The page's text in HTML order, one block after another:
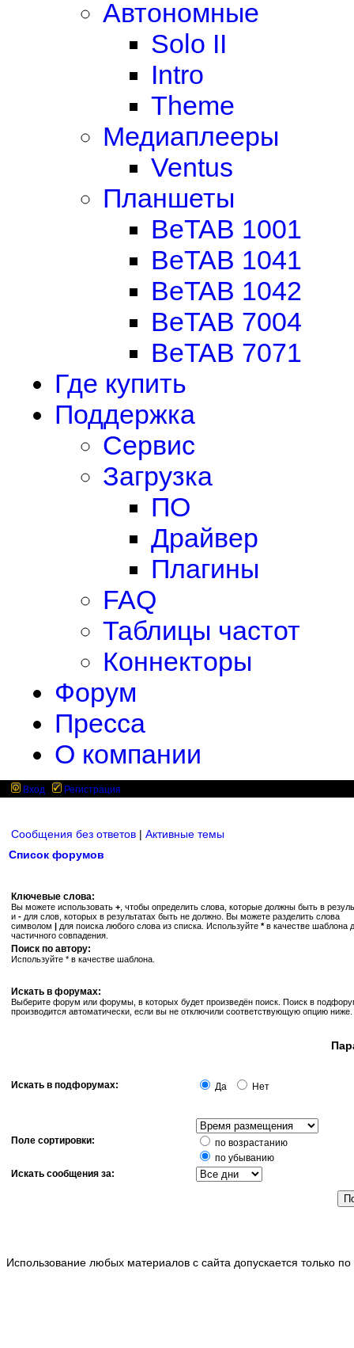
Автономные
Solo II
Intro
Theme
Медиаплееры
Ventus
Планшеты
BeTAB 1001
BeTAB 1041
BeTAB 1042
BeTAB 7004
BeTAB 7071
Где купить
Поддержка
Сервис
Загрузка
ПО
Драйвер
Плагины
FAQ
Таблицы частот
Коннекторы
Форум
Пресса
О компании
Вход Регистрация
Сообщения без ответов | Активные темы
Список форумов
Ключевые слова:
Вы можете использовать + , чтобы определить слова, которые должны быть в
и - для слов, которых в результатах быть не должно. Вы можете разделить слова
символом | для поиска любого слова из списка. Используйте *в качестве шаблона
частичного совпадения.
Поиск по автору:
Используйте * в качестве шаблона.
Искать в форумах:
Выберите форум или форумы, в которых будет произведён поиск. Поиск в
производится автоматически, если вы не отключили соответствующую опцию ниже.
Искать в подфорумах: Да Нет
Поле сортировки:
по возрастанию
по убыванию
Искать сообщения за:
Использование любых материалов с сайта допускается только